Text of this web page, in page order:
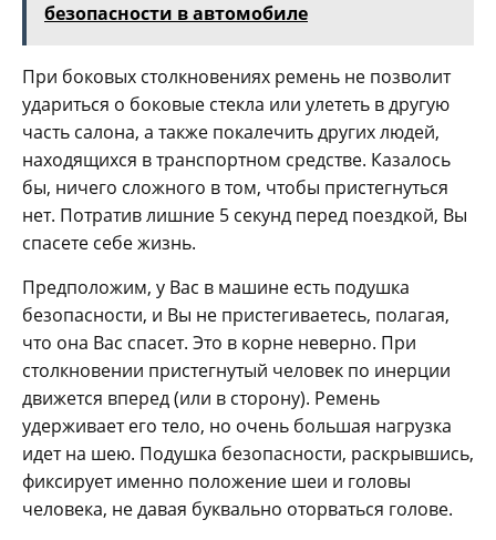
безопасности в автомобиле
При боковых столкновениях ремень не позволит
удариться о боковые стекла или улететь в другую
часть салона, а также покалечить других людей,
находящихся в транспортном средстве. Казалось
бы, ничего сложного в том, чтобы пристегнуться
нет. Потратив лишние 5 секунд перед поездкой, Вы
спасете себе жизнь.
Предположим, у Вас в машине есть подушка
безопасности, и Вы не пристегиваетесь, полагая,
что она Вас спасет. Это в корне неверно. При
столкновении пристегнутый человек по инерции
движется вперед (или в сторону). Ремень
удерживает его тело, но очень большая нагрузка
идет на шею. Подушка безопасности, раскрывшись,
фиксирует именно положение шеи и головы
человека, не давая буквально оторваться голове.